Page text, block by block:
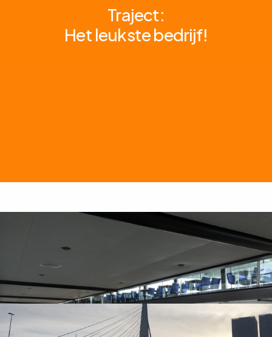
Traject:
Het leukste bedrijf!